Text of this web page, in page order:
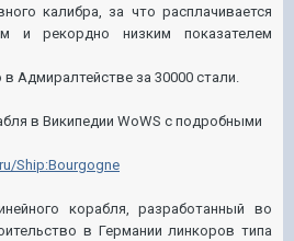
калибра, за что расплачивается
и рекордно низким показателем
Адмиралтействе за 30000 стали.
в Википедии WoWS с подробными
Ship:Bourgogne
корабля, разработанный во
в Германии линкоров типа